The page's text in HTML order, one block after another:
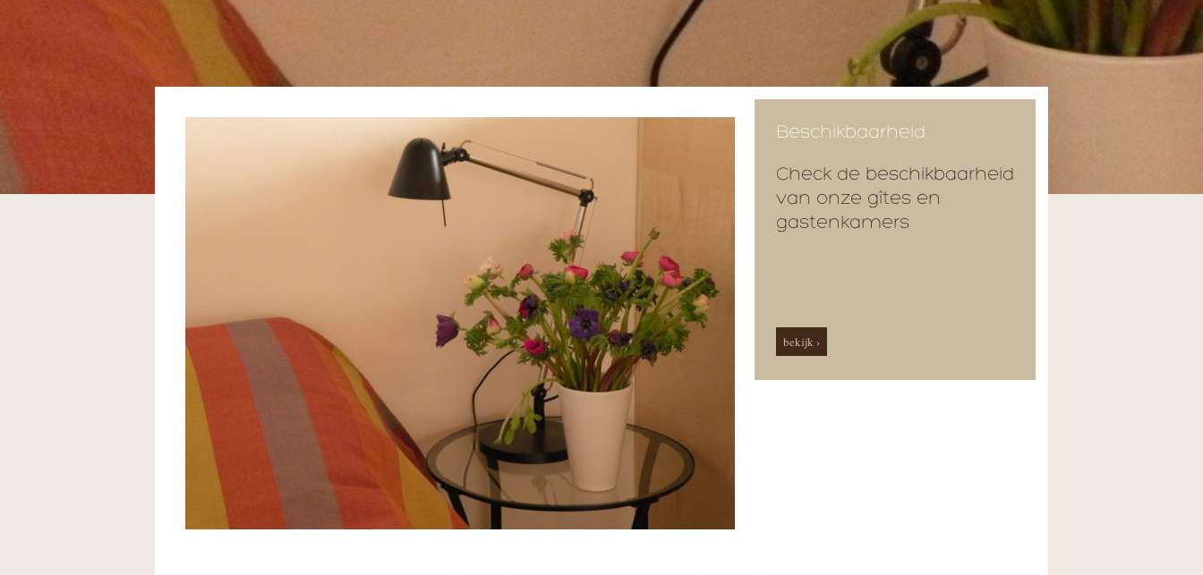
Beschikbaarheid
Check de beschikbaarheid
van onze gîtes en
gastenkamers
bekijk ›